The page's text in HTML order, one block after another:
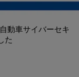
動車サイバーセキ
た